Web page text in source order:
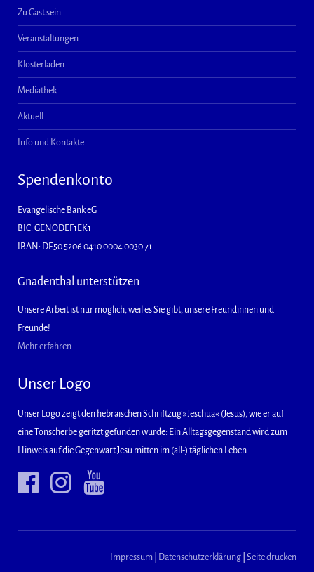
Zu Gast sein
Veranstaltungen
Klosterladen
Mediathek
Aktuell
Info und Kontakte
Spendenkonto
Evangelische Bank eG
BIC: GENODEF1EK1
IBAN: DE50 5206 0410 0004 0030 71
Gnadenthal unterstützen
Unsere Arbeit ist nur möglich, weil es Sie gibt, unsere Freundinnen und
Freunde!
Mehr erfahren...
Unser Logo
Unser Logo zeigt den hebräischen Schriftzug »Jeschua« (Jesus), wie er auf
eine Tonscherbe geritzt gefunden wurde: Ein Alltagsgegenstand wird zum
Hinweis auf die Gegenwart Jesu mitten im (all-) täglichen Leben.
Impressum Datenschutzerklärung Seite drucken